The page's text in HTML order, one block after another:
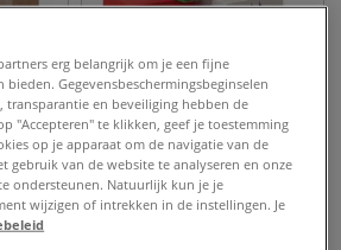
2 varianten
GERSTAECKER |
Presentatie-kubus
erg belangrijk om je een fijne
Gegevensbeschermingsbeginselen
transparantie en beveiliging hebben de
"Accepteren" te klikken, geef je toestemming
op je apparaat om de navigatie van de
gebruik van de website te analyseren en onze
ondersteunen. Natuurlijk kun je je
wijzigen of intrekken in de instellingen. Je